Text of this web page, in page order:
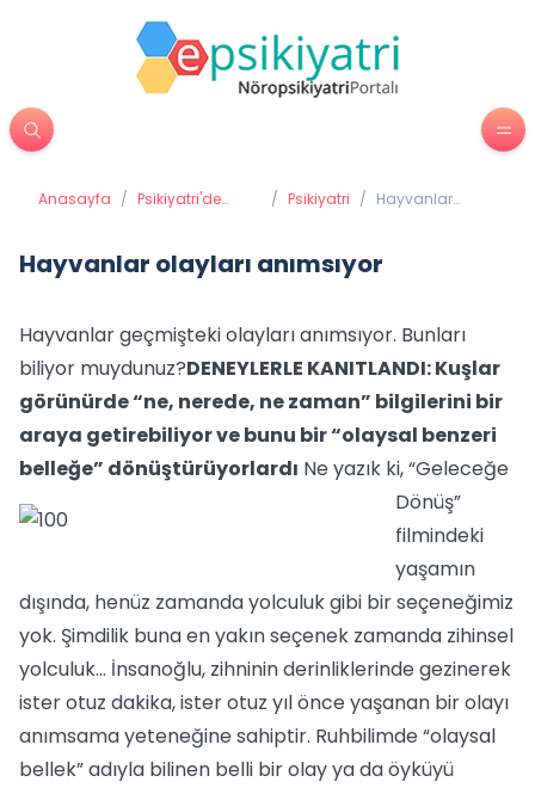
Anasayfa / Psikiyatri'de
/ Psikiyatri / Hayvanlar
Hayvanlar olayları anımsıyor
Hayvanlar geçmişteki olayları anımsıyor. Bunları
biliyor muydunuz?DENEYLERLE KANITLANDI: Kuşlar
görünürde “ne, nerede, ne zaman” bilgilerini bir
araya getirebiliyor ve bunu bir “olaysal benzeri
belleğe” dönüştürüyorlardı Ne yazık ki, “Geleceğe
Dönüş”
filmindeki
yaşamın
dışında, henüz zamanda yolculuk gibi bir seçeneğimiz
yok. Şimdilik buna en yakın seçenek zamanda zihinsel
yolculuk... İnsanoğlu, zihninin derinliklerinde gezinerek
ister otuz dakika, ister otuz yıl önce yaşanan bir olayı
anımsama yeteneğine sahiptir. Ruhbilimde “olaysal
bellek” adıyla bilinen belli bir olay ya da öyküyü